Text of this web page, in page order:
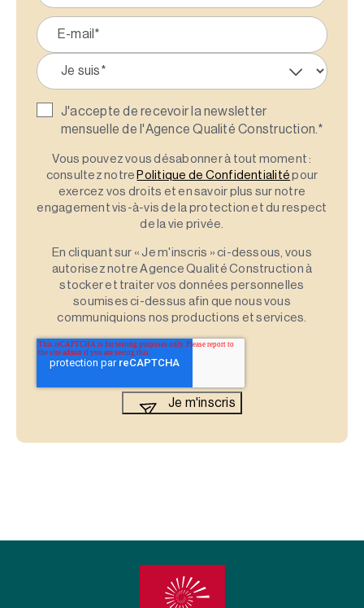
J'accepte de recevoir la newsletter
mensuelle de l'Agence Qualité Construction.*
Vous pouvez vous désabonner à tout moment :
consultez notre Politique de Confidentialité pour
exercez vos droits et en savoir plus sur notre
engagement vis-à-vis de la protection et du respect
de la vie privée.
En cliquant sur « Je m'inscris » ci-dessous, vous
autorisez notre Agence Qualité Construction à
stocker et traiter vos données personnelles
soumises ci-dessus afin que nous vous
communiquions nos productions et services.